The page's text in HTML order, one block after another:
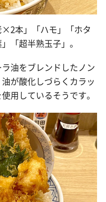
本」「ハモ」「ホタ
「超半熟玉子」。
油をブレンドしたノン
が酸化しづらくカラッ
用しているそうです。